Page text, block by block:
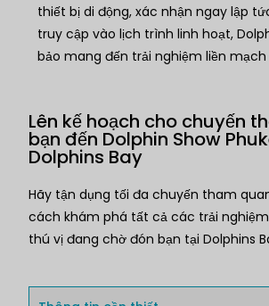
thiết bị di động, xác nhận ngay lập
truy cập vào lịch trình linh hoạt,
bảo mang đến trải nghiệm liền mạch
Lên kế hoạch cho chuyến
bạn đến Dolphin Show
Dolphins Bay
Hãy tận dụng tối đa chuyến tham
cách khám phá tất cả các trải
thú vị đang chờ đón bạn tại Dolphins